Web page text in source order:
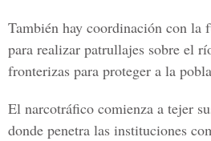
También hay coordinación con la
para realizar patrullajes sobre el
fronterizas para proteger a la
El narcotráfico comienza a tejer
donde penetra las instituciones